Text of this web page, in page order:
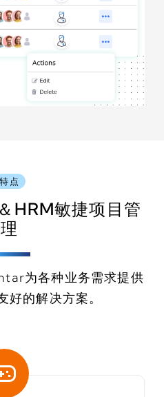
特点
HRM敏捷项目管
理
为各种业务需求提供
好的解决方案。